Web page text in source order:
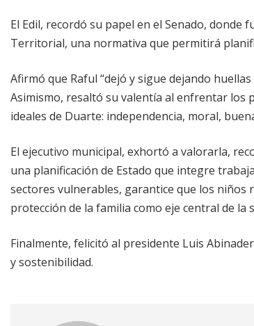
El Edil, recordó su papel en el Senado,
Territorial, una normativa que permitirá
Afirmó que Raful “dejó y sigue dejando
Asimismo, resaltó su valentía al enfrentar los
ideales de Duarte: independencia, moral,
El ejecutivo municipal, exhortó a valorarla,
una planificación de Estado que integre
sectores vulnerables, garantice que los
protección de la familia como eje central de la
Finalmente, felicitó al presidente Luis
y sostenibilidad.